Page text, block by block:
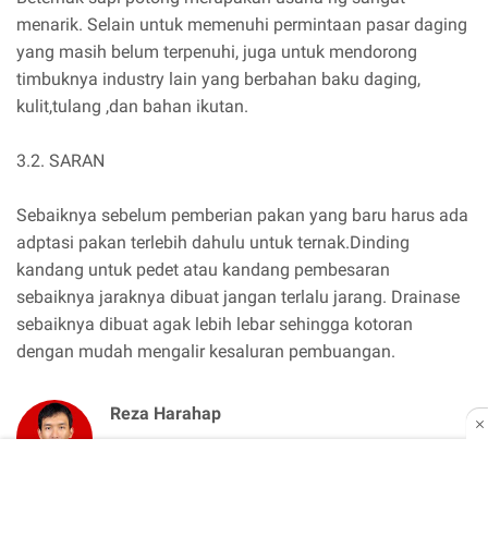
menarik. Selain untuk memenuhi permintaan pasar daging
yang masih belum terpenuhi, juga untuk mendorong
timbuknya industry lain yang berbahan baku daging,
kulit,tulang ,dan bahan ikutan.
3.2. SARAN
Sebaiknya sebelum pemberian pakan yang baru harus ada
adptasi pakan terlebih dahulu untuk ternak.Dinding
kandang untuk pedet atau kandang pembesaran
sebaiknya jaraknya dibuat jangan terlalu jarang. Drainase
sebaiknya dibuat agak lebih lebar sehingga kotoran
dengan mudah mengalir kesaluran pembuangan.
Reza Harahap